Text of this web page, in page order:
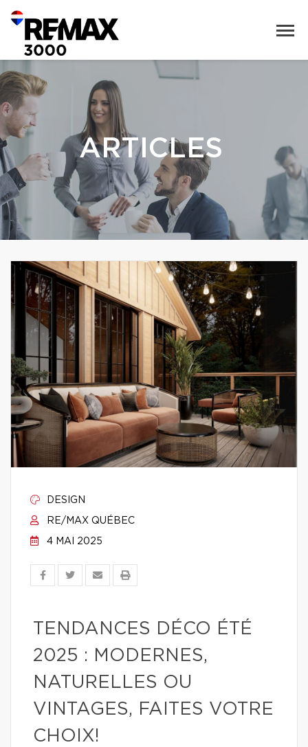
ARTICLES
DESIGN
RE/MAX QUÉBEC
4 MAI 2025
TENDANCES DÉCO ÉTÉ
2025 : MODERNES,
NATURELLES OU
VINTAGES, FAITES VOTRE
CHOIX!